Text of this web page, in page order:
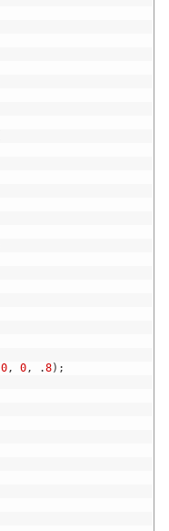
0, 0, .8) ;